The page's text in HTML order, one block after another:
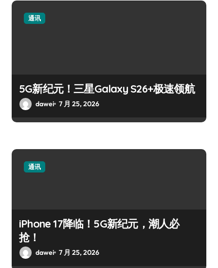
通讯
5G新纪元！三星Galaxy S26+极速领航
dawei 7 月 25, 2026
通讯
iPhone 17降临！5G新纪元，潮人必
抢！
dawei 7 月 25, 2026